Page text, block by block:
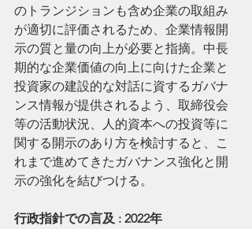
のトランジションも含め企業の取組み
が適切に評価されるため、企業情報開
示の質と量の向上が必要と指摘。中長
期的な企業価値の向上に向けた企業と
投資家の建設的な対話に資するガバナ
ンス情報が提供されるよう、取締役会
等の活動状況、人的資本への投資等に
関する開示のあり方を検討すると、こ
れまで進めてきたガバナンス強化と開
示の強化を結びつける。
行政指針での言及 : 2022年